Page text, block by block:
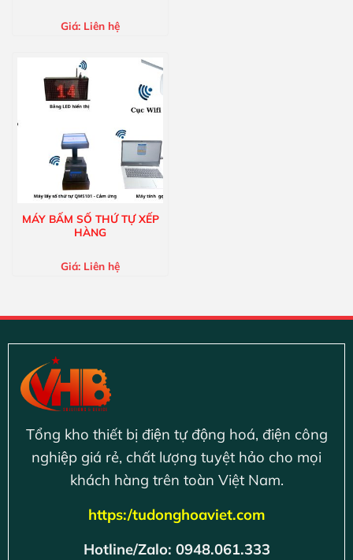
Giá: Liên hệ
MÁY BẤM SỐ THỨ TỰ XẾP
HÀNG
Giá: Liên hệ
Tổng kho thiết bị điện tự động hoá, điện công
nghiệp giá rẻ, chất lượng tuyệt hảo cho mọi
khách hàng trên toàn Việt Nam.
https:/tudonghoaviet.com
Hotline/Zalo: 0948.061.333